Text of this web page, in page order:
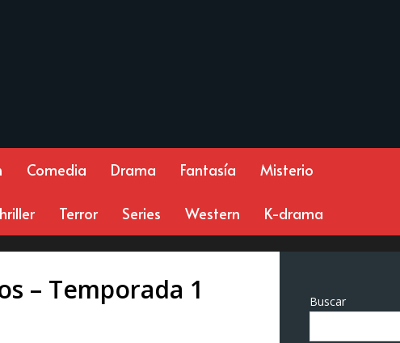
Comedia Drama Fantasía Misterio
Terror Series Western K-drama
– Temporada 1
Buscar